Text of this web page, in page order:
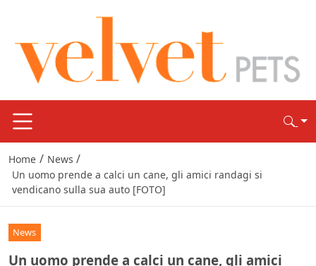
Home / News /
Un uomo prende a calci un cane, gli amici randagi si
vendicano sulla sua auto [FOTO]
News
Un uomo prende a calci un cane, gli amici